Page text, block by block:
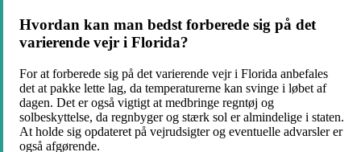
Hvordan kan man bedst forberede sig på det
varierende vejr i Florida?
For at forberede sig på det varierende vejr i Florida anbefales
det at pakke lette lag, da temperaturerne kan svinge i løbet af
dagen. Det er også vigtigt at medbringe regntøj og
solbeskyttelse, da regnbyger og stærk sol er almindelige i staten.
At holde sig opdateret på vejrudsigter og eventuelle advarsler er
også afgørende.